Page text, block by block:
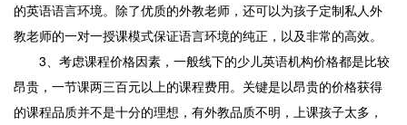
的英语语言环境。除了优质的外教老师，还可以为孩子定制私人外
教老师的一对一授课模式保证语言环境的纯正，以及非常的高效。
3、考虑课程价格因素，一般线下的少儿英语机构价格都是比较
昂贵，一节课两三百元以上的课程费用。关键是以昂贵的价格获得
的课程品质并不是十分的理想，有外教品质不明，上课孩子太多，